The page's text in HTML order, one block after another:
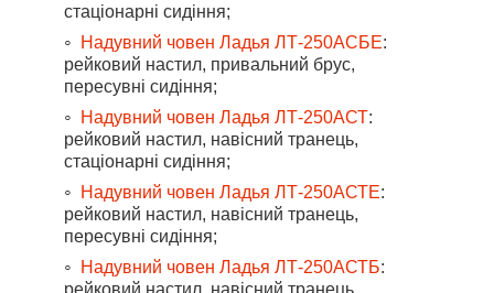
стаціонарні сидіння;
Надувний човен Ладья ЛТ-250АСБЕ:
рейковий настил, привальний брус,
пересувні сидіння;
Надувний човен Ладья ЛТ-250АСТ:
рейковий настил, навісний транець,
стаціонарні сидіння;
Надувний човен Ладья ЛТ-250АСТЕ:
рейковий настил, навісний транець,
пересувні сидіння;
Надувний човен Ладья ЛТ-250АСТБ:
рейковий настил, навісний транець,